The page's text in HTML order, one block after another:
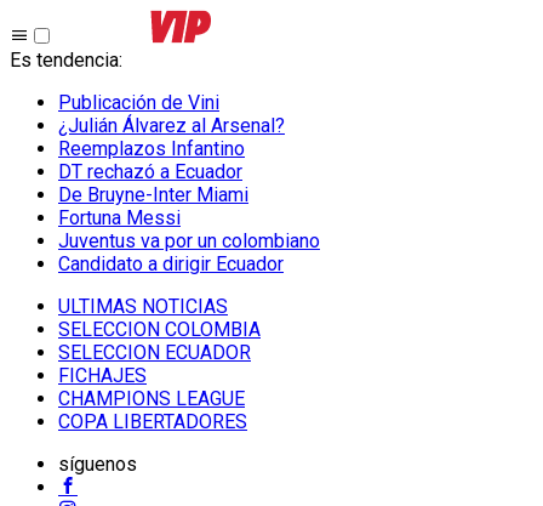
Es tendencia:
Publicación de Vini
¿Julián Álvarez al Arsenal?
Reemplazos Infantino
DT rechazó a Ecuador
De Bruyne-Inter Miami
Fortuna Messi
Juventus va por un colombiano
Candidato a dirigir Ecuador
ULTIMAS NOTICIAS
SELECCION COLOMBIA
SELECCION ECUADOR
FICHAJES
CHAMPIONS LEAGUE
COPA LIBERTADORES
síguenos